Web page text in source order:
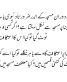
مسجد کے اندر ضرورتاً دنیوی
پر مسجد سے نکل سکتا ہے؟ اگر کسی
ٹوٹ گیا تو کیا اس کا
اعتکاف گاہ سے باہر نکلے تو کیا
قسمیں ہیں؟کیا معتکف مسجد میں